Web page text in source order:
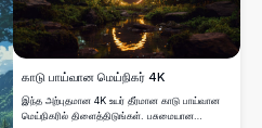
காடு பாய்வான மெய்நிகர் 4K
இந்த அற்புதமான 4K உயர் தீர்மான காடு பாய்வான
மெய்நிகரில் திளைத்திடுங்கள். பசுமையான